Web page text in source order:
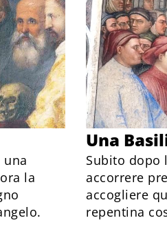
la
Una
Subito dopo
accorrere
accogliere
repentina